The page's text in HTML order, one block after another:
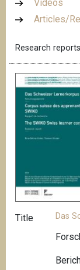
Videos
Articles/
Research reports
Title Das